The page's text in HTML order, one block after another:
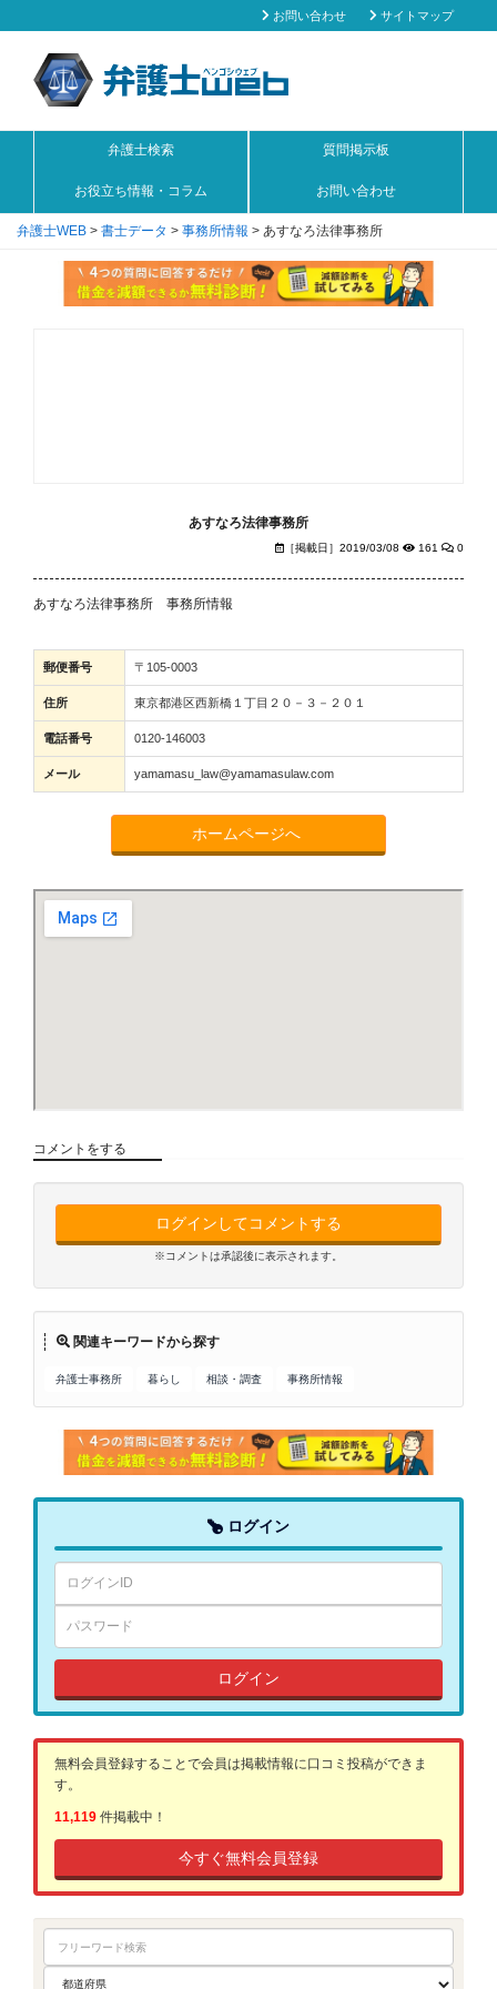
お問い合わせ サイトマップ
弁護士検索 質問掲示板
お役立ち情報・コラム お問い合わせ
弁護士WEB > 書士データ > 事務所情報 > あすなろ法律事務所
あすなろ法律事務所
［掲載日］2019/03/08 161 0
あすなろ法律事務所 事務所情報
郵便番号 〒105-0003
住所 東京都港区西新橋１丁目２０－３－２０１
電話番号 0120-146003
メール yamamasu_law@yamamasulaw.com
ホームページへ
コメントをする
ログインしてコメントする
※コメントは承認後に表示されます。
関連キーワードから探す
弁護士事務所 暮らし 相談・調査 事務所情報
ログイン
ログイン
無料会員登録することで会員は掲載情報に口コミ投稿ができま
す。
11,119 件掲載中！
今すぐ無料会員登録